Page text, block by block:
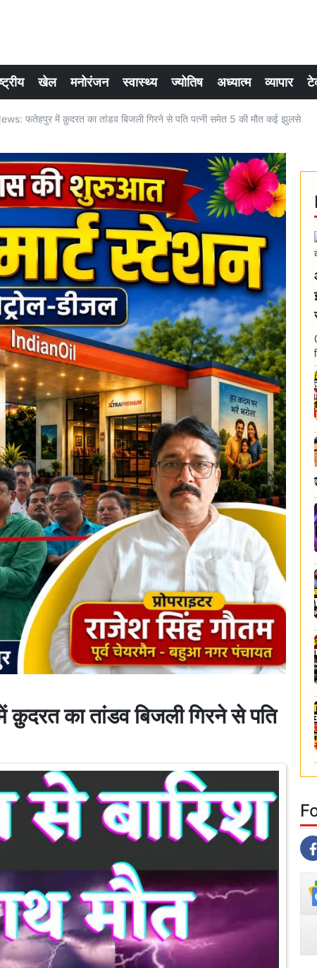
खेल मनोरंजन स्वास्थ्य ज्योतिष अध्यात्म व्यापार
फतेहपुर में क़ुदरत का तांडव बिजली गिरने से पति पत्नी समेत 5 की मौत कई झुलसे
का तांडव बिजली गिरने से पति